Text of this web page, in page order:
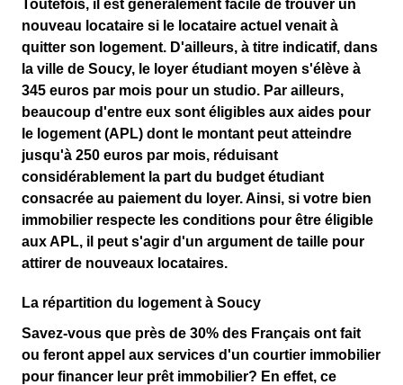
Toutefois, il est généralement facile de trouver un
nouveau locataire si le locataire actuel venait à
quitter son logement. D'ailleurs, à titre indicatif, dans
la ville de Soucy, le loyer étudiant moyen s'élève à
345 euros par mois pour un studio. Par ailleurs,
beaucoup d'entre eux sont éligibles aux aides pour
le logement (APL) dont le montant peut atteindre
jusqu'à 250 euros par mois, réduisant
considérablement la part du budget étudiant
consacrée au paiement du loyer. Ainsi, si votre bien
immobilier respecte les conditions pour être éligible
aux APL, il peut s'agir d'un argument de taille pour
attirer de nouveaux locataires.
La répartition du logement à Soucy
Savez-vous que près de 30% des Français ont fait
ou feront appel aux services d'un courtier immobilier
pour financer leur prêt immobilier? En effet, ce